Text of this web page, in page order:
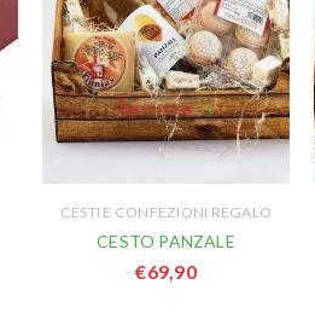
CESTI E CONFEZIONI REGALO
CESTO PANZALE
€69,90